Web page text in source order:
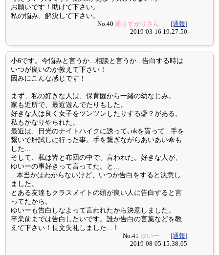
お願いです！助けて下さい。
私の悩み、解決して下さい。
No.40通りすがりさん
[通報]
2019-03-16 19:27:50
小6です。今悩みと言うか...相談と言うか...告白する時は
いつが良いのか教えて下さい！
因みにこんな感じです！
まず、私の好きな人は、保育園から一緒の幼なじみ。
家も近所で、最近遊んでたりもした。
好きな人は良く女子をツンツンしたりする癖？がある。
私もかなりやられた。
最近は、日光のナイトハイクに誘って､okを貰って...手を
繋いで肝試しに行った事。手を繋ぎながらあいあい傘も
した...
そして、私は皆と布団の中で、言われた。好きな人が、
ゆいーの事好きって言ってた。と...
...本当かはわからないけど、いつか告白をすると決意し
ました。
とある友達もクラスメイトの頭が良い人に告白すると言
ってたから。
ゆいーも告白しなよって言われたから決意しました。
卒業前までは告白したいです。誰か告白の言葉などを教
えて下さい！長文失礼しました...！
No.41 ゆいー
[通報]
2019-08-05 15:38:05